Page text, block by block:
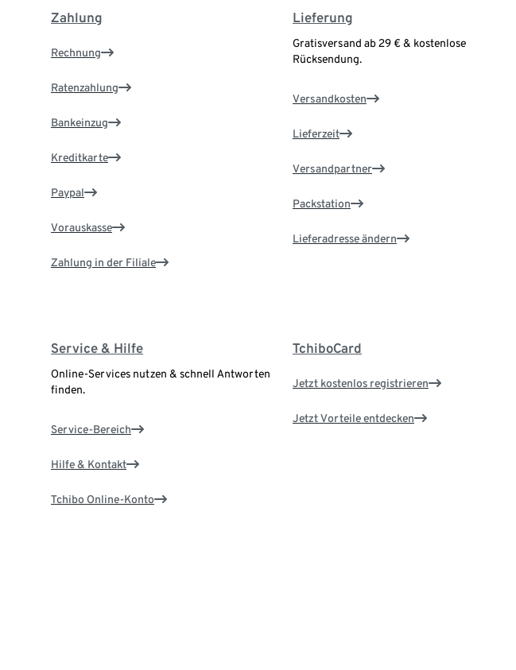
Zahlung
Rechnung
Ratenzahlung
Bankeinzug
Kreditkarte
Paypal
Vorauskasse
Zahlung in der Filiale
Lieferung
Gratisversand ab 29 € & kostenlose
Rücksendung.
Versandkosten
Lieferzeit
Versandpartner
Packstation
Lieferadresse ändern
Service & Hilfe
Online-Services nutzen & schnell Antworten
finden.
Service-Bereich
Hilfe & Kontakt
Tchibo Online-Konto
TchiboCard
Jetzt kostenlos registrieren
Jetzt Vorteile entdecken